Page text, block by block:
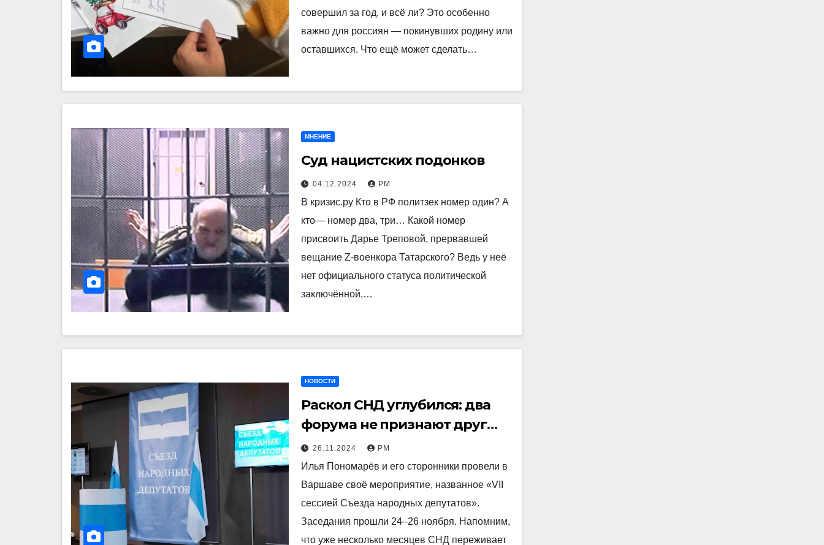
совершил за год, и всё ли? Это особенно
важно для россиян — покинувших родину или
оставшихся. Что ещё может сделать…
МНЕНИЕ
Суд нацистских подонков
04.12.2024 РМ
В кризис.ру Кто в РФ политзек номер один? А
кто— номер два, три… Какой номер
присвоить Дарье Треповой, прервавшей
вещание Z-военкора Татарского? Ведь у неё
нет официального статуса политической
заключённой,…
НОВОСТИ
Раскол СНД углубился: два
форума не признают друг
друга
26.11.2024 РМ
Илья Пономарёв и его сторонники провели в
Варшаве своё мероприятие, названное «VII
сессией Съезда народных депутатов».
Заседания прошли 24–26 ноября. Напомним,
что уже несколько месяцев СНД переживает